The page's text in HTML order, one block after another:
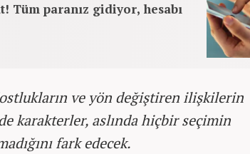
Tüm paranız gidiyor, hesabı
ve yön değiştiren ilişkilerin
karakterler, aslında hiçbir seçimin
fark edecek.